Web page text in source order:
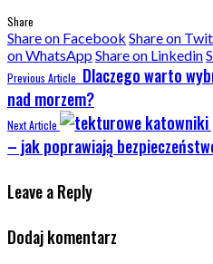
Share
Share on Facebook Share on
on WhatsAppShare on Linkedin
Previous Article Dlaczego warto
nad morzem?
Next Article
– jak poprawiają
Leave a Reply
Dodaj komentarz